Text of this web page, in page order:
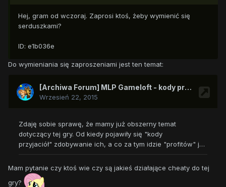
Hej, gram od wczoraj. Zaprosi ktoś, żeby wymienić się
serduszkami?
ID: e1b036e
Do wymieniania się zaproszeniami jest ten temat:
Mam pytanie czy ktoś wie czy są jakieś działające cheaty do tej
gry?